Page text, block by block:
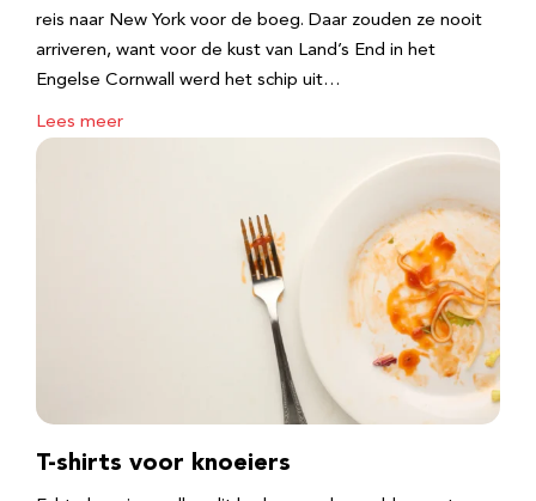
reis naar New York voor de boeg. Daar zouden ze nooit
arriveren, want voor de kust van Land’s End in het
Engelse Cornwall werd het schip uit…
Lees meer
T-shirts voor knoeiers